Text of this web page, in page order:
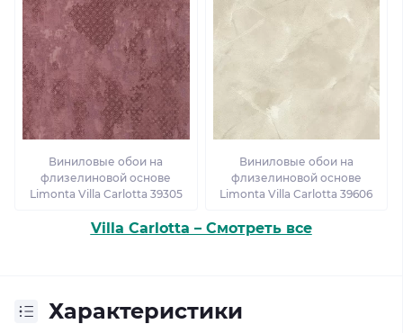
Виниловые обои на
флизелиновой основе
Limonta Villa Carlotta 39305
Виниловые обои на
флизелиновой основе
Limonta Villa Carlotta 39606
Villa Carlotta – Смотреть все
Характеристики